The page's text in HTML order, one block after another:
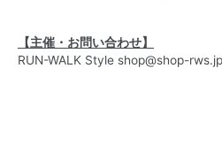
【主催・お問い合わせ】
RUN-WALK Style shop@shop-rws.jp